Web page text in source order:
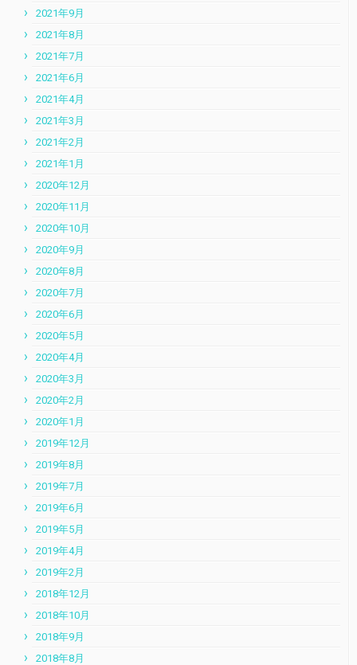
2021年9月
2021年8月
2021年7月
2021年6月
2021年4月
2021年3月
2021年2月
2021年1月
2020年12月
2020年11月
2020年10月
2020年9月
2020年8月
2020年7月
2020年6月
2020年5月
2020年4月
2020年3月
2020年2月
2020年1月
2019年12月
2019年8月
2019年7月
2019年6月
2019年5月
2019年4月
2019年2月
2018年12月
2018年10月
2018年9月
2018年8月